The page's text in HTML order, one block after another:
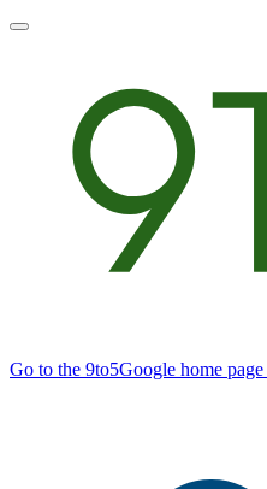
Toggle
Go to the 9to5Google home page